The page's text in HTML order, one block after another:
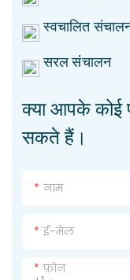
स्वचालित
सरल संचालन
क्या आपके कोई
सकते हैं।
नाम
ई-मेल
फ़ोन